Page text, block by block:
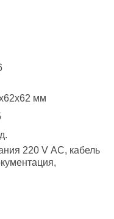
мм
220 V АС, кабель